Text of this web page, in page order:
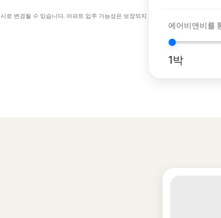
로 변경될 수 있습니다. 아파트 입주 가능성은 보장되지
에어비앤비를
1박